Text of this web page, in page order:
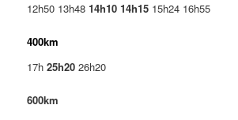
12h50 13h4814h10 14h15 15h24 16h55
400km
17h25h20 26h20
600km